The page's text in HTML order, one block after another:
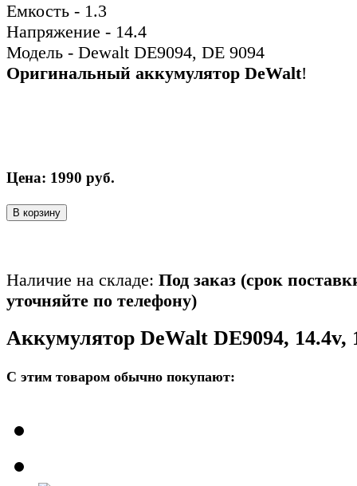
Емкость - 1.3
Напряжение - 14.4
Модель - Dewalt DE9094, DE 9094
Оригинальный аккумулятор DeWalt!
Цена: 1990 руб.
В корзину
Наличие на складе: Под заказ (срок
уточняйте по телефону)
Аккумулятор DeWalt DE9094, 14.4v,
С этим товаром обычно покупают: